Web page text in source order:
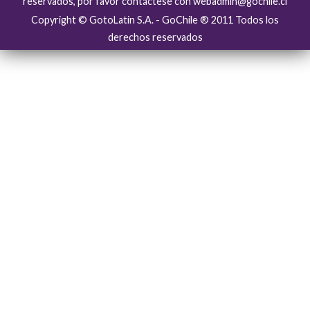
Copyright © GotoLatin S.A. - GoChile ® 2011 Todos los
derechos reservados